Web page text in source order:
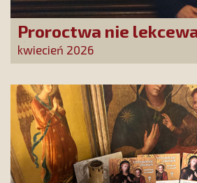
Proroctwa nie
Święta na Jasnej Górze
dziękujemy za Waszą
kwiecień 2026